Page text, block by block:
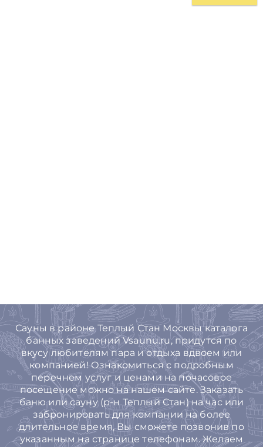
Сауны в районе Теплый Стан Москвы каталога
банных заведений Vsaunu.ru, придутся по
вкусу любителям пара и отдыха вдвоем или
компанией! Ознакомиться с подробным
перечнем услуг и ценами на почасовое
посещение можно на нашем сайте. Заказать
баню или сауну (р-н Теплый Стан) на час или
забронировать для компании на более
длительное время, Вы cможете позвонив по
указанным на странице телефонам. Желаем